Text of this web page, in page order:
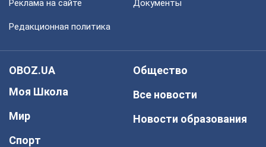
Реклама на сайте Документы
Редакционная политика
OBOZ.UA
Моя Школа
Мир
Спорт
Общество
Все новости
Новости образования